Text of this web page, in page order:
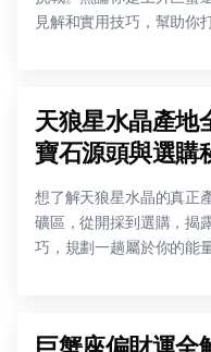
見解和實用技巧，幫助你
天狼星水晶產地
寶石源頭與選購
想了解天狼星水晶的真正
礦區，從開採到選購，揭
巧，規劃一趟屬於你的能